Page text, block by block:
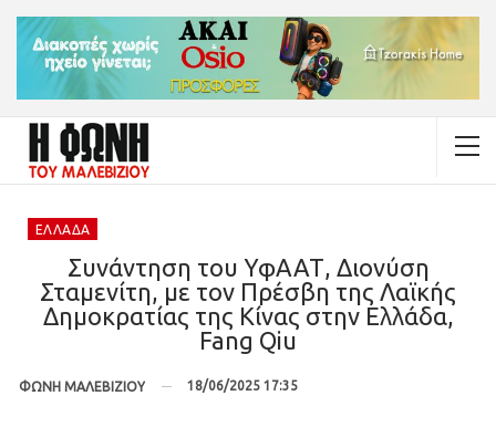
ΕΛΛΆΔΑ
Συνάντηση του ΥφΑΑΤ, Διονύση
Σταμενίτη, με τον Πρέσβη της Λαϊκής
Δημοκρατίας της Κίνας στην Ελλάδα,
Fang Qiu
ΦΩΝΗ ΜΑΛΕΒΙΖΙΟΥ 18/06/2025 17:35